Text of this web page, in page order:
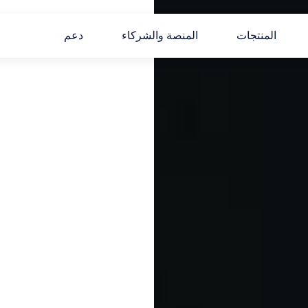
المنتجات المنصة والشركاء دعم